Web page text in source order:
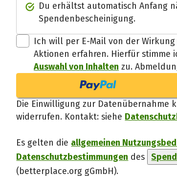
Du erhältst automatisch Anfang
Spendenbescheinigung.
Ich will per E-Mail von der
Aktionen erfahren. Hierfür stimme
Auswahl von Inhalten zu.
Die Einwilligung zur Datenübernahme
widerrufen. Kontakt: siehe
Es gelten die allgemeinen
Datenschutzbestimmungen des
(betterplace.org gGmbH).